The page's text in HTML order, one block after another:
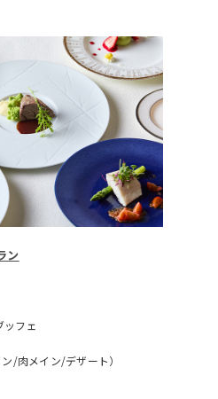
ン
ッフェ
/肉メイン/デザート）